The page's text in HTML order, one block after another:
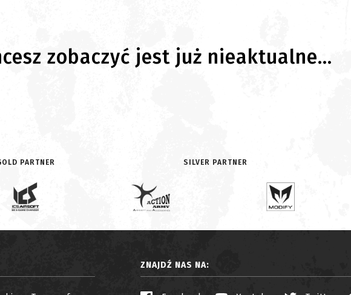
zobaczyć jest już nieaktualne...
PARTNER SILVER PARTNER
ZNAJDŹ NAS NA: